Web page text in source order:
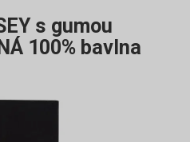
s gumou
100% bavlna